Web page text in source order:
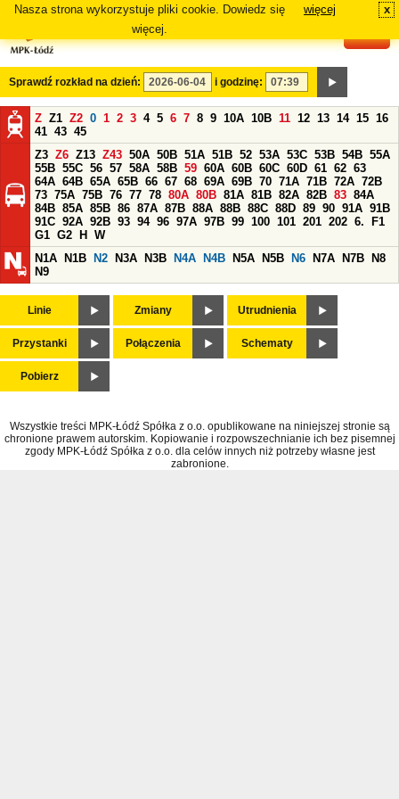
Nasza strona wykorzystuje pliki cookie. Dowiedz się
więcej.
więcej x
Sprawdź rozkład na dzień: i godzinę:
Z Z1 Z2 0 1 2 3 4 5 6 7 8 9 10A 10B 11 12 13 14 15 16
41 43 45
Z3 Z6 Z13 Z43 50A 50B 51A 51B 52 53A 53C 53B 54B 55A
55B 55C 56 57 58A 58B 59 60A 60B 60C 60D 61 62 63
64A 64B 65A 65B 66 67 68 69A 69B 70 71A 71B 72A 72B
73 75A 75B 76 77 78 80A 80B 81A 81B 82A 82B 83 84A
84B 85A 85B 86 87A 87B 88A 88B 88C 88D 89 90 91A 91B
91C 92A 92B 93 94 96 97A 97B 99 100 101 201 202 6.
F1
G1 G2 H
W
N1A
N1B N2 N3A N3B N4A N4B N5A N5B N6 N7A N7B
N8
N9
Linie Zmiany Utrudnienia
Przystanki Połączenia Schematy
Pobierz
Wszystkie treści MPK-Łódź Spółka z o.o. opublikowane na niniejszej stronie są
chronione prawem autorskim. Kopiowanie i rozpowszechnianie ich bez pisemnej
zgody MPK-Łódź Spółka z o.o. dla celów innych niż potrzeby własne jest
zabronione.